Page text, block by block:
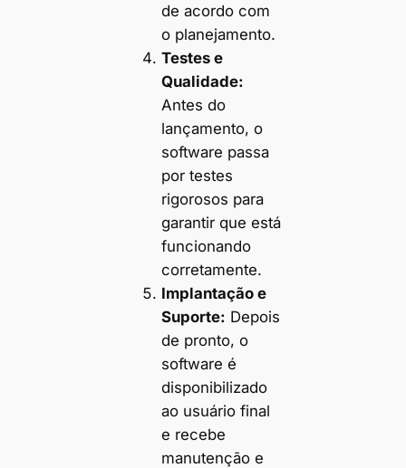
de acordo com
o planejamento.
Testes e
Qualidade:
Antes do
lançamento, o
software passa
por testes
rigorosos para
garantir que está
funcionando
corretamente.
Implantação e
Suporte: Depois
de pronto, o
software é
disponibilizado
ao usuário final
e recebe
manutenção e